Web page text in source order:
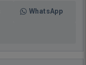
WhatsApp